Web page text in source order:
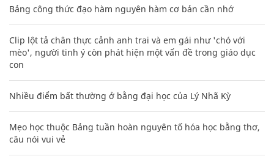
Bảng công thức đạo hàm nguyên hàm cơ bản cần nhớ
Clip lột tả chân thực cảnh anh trai và em gái như 'chó với
mèo', người tinh ý còn phát hiện một vấn đề trong giáo dục
con
Nhiều điểm bất thường ở bằng đại học của Lý Nhã Kỳ
Mẹo học thuộc Bảng tuần hoàn nguyên tố hóa học bằng thơ,
câu nói vui vẻ